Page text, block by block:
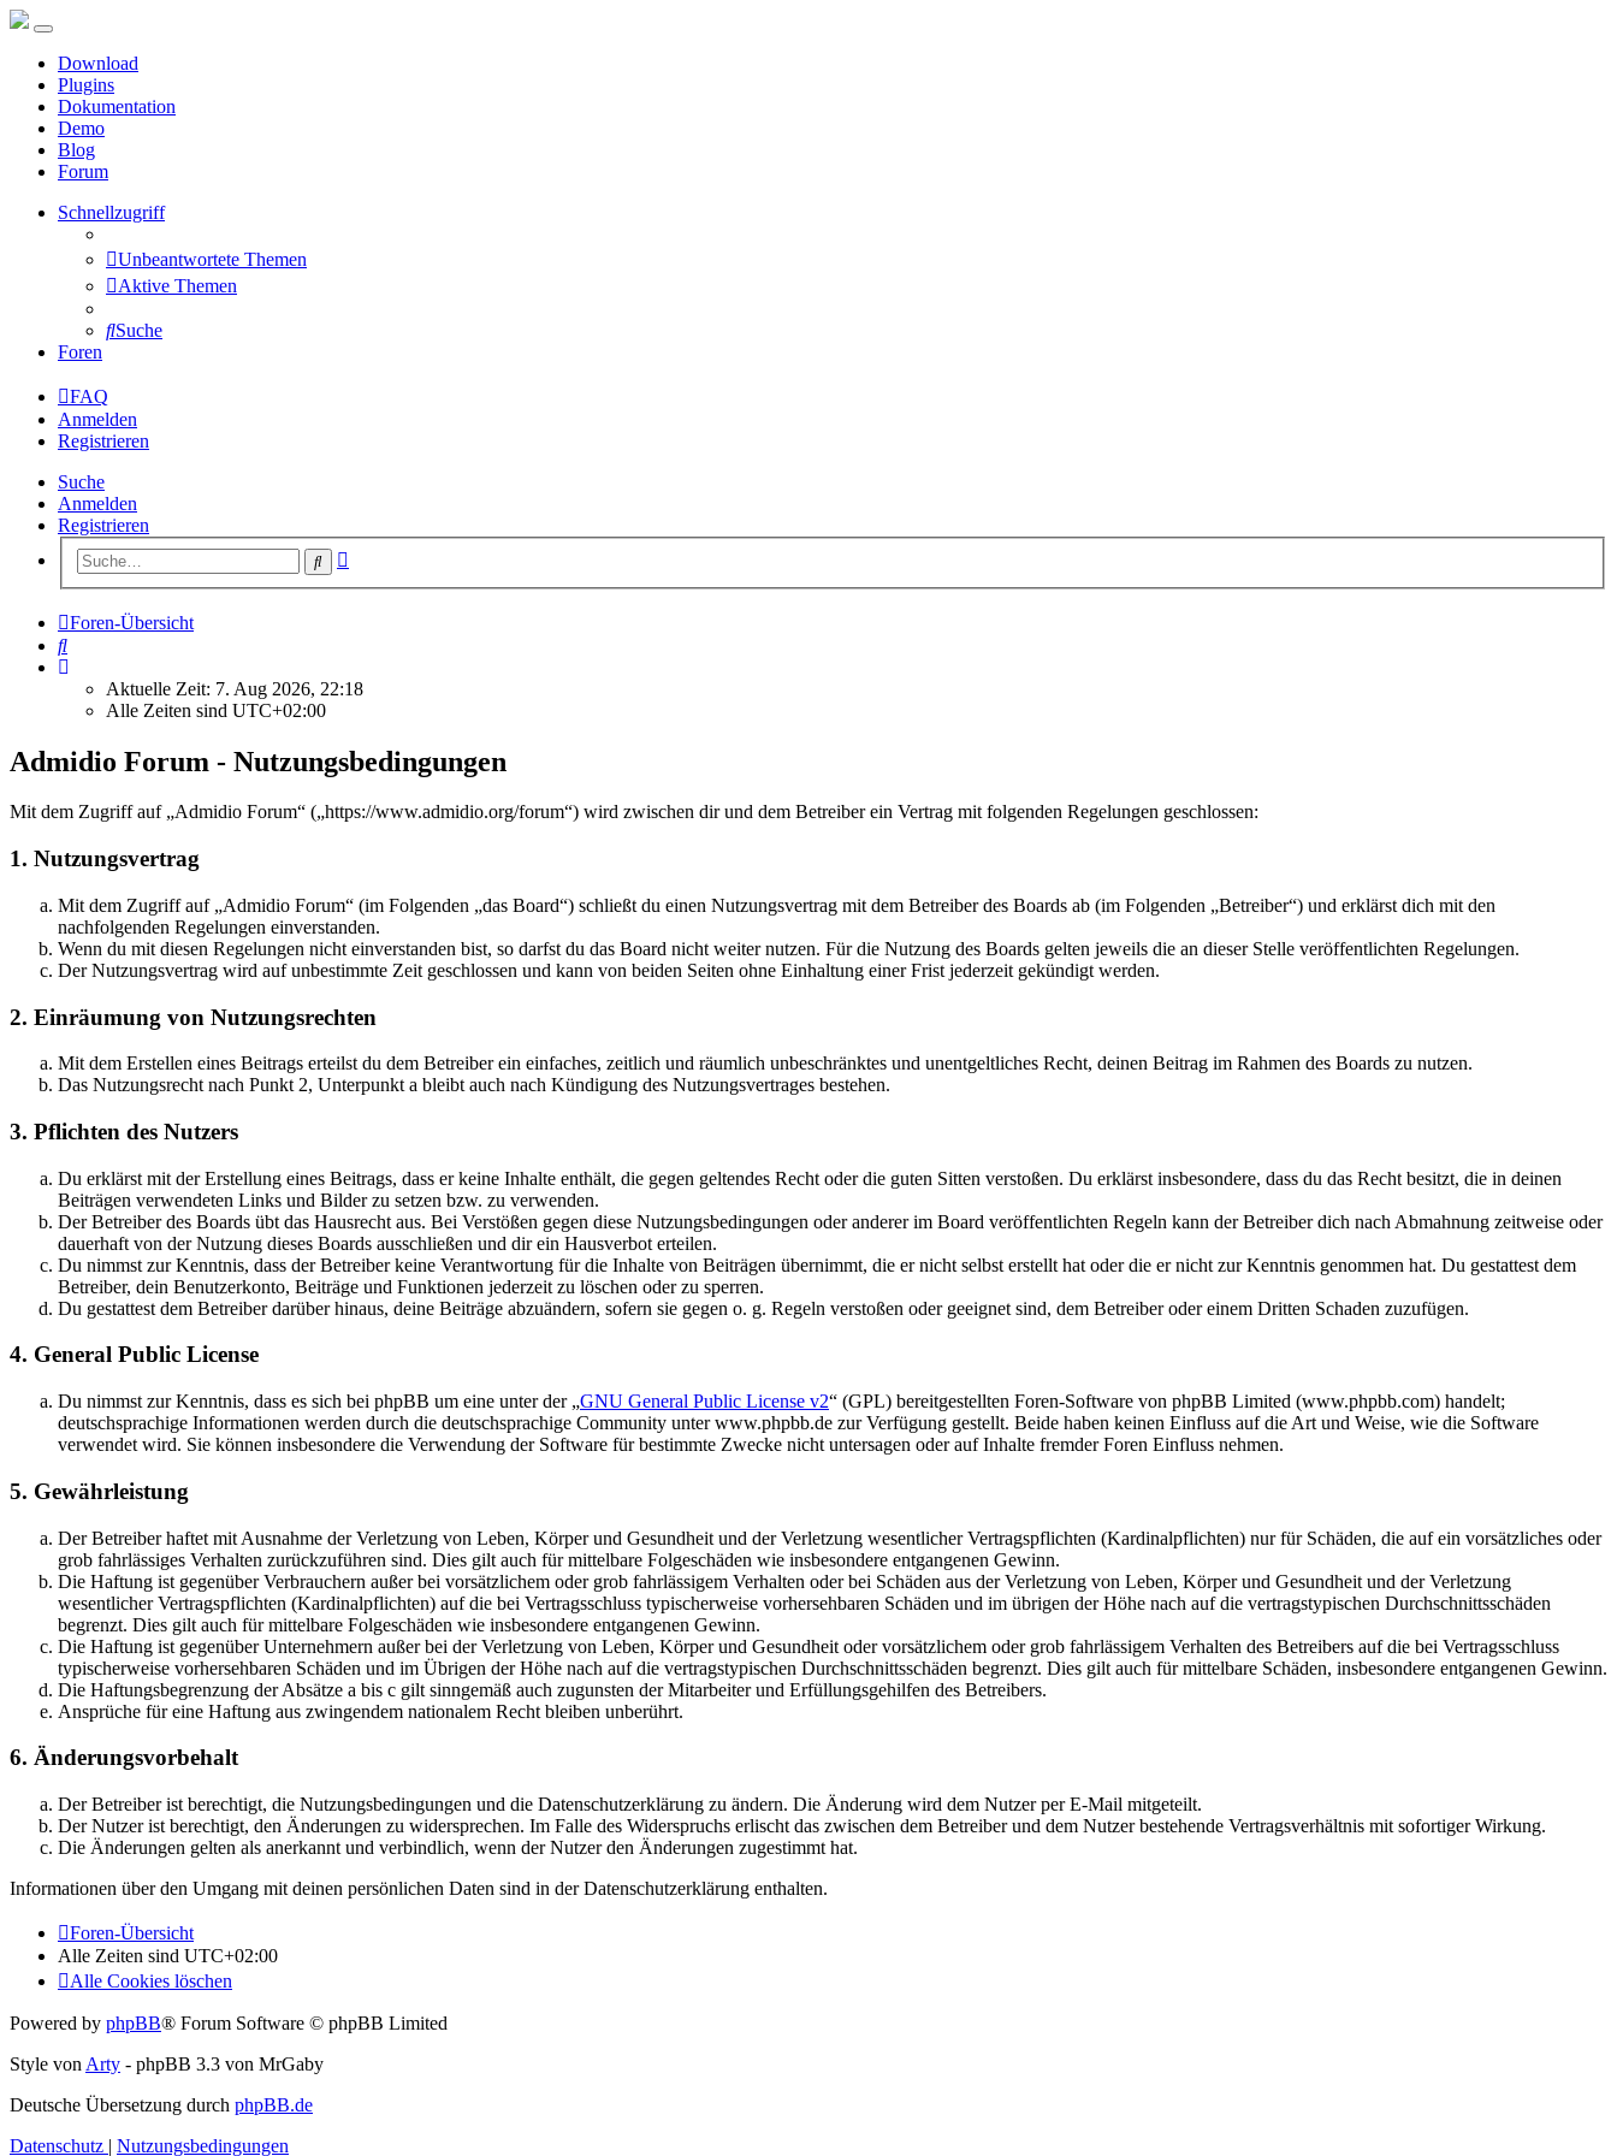
Download
Plugins
Dokumentation
Demo
Blog
Forum
Schnellzugriff
Unbeantwortete Themen
Aktive Themen
Suche
Foren
FAQ
Anmelden
Registrieren
Suche
Anmelden
Registrieren
Suche
Foren-Übersicht
Suche
Aktuelle Zeit: 7. Aug 2026, 22:18
Alle Zeiten sind UTC+02:00
Admidio Forum - Nutzungsbedingungen
Mit dem Zugriff auf „Admidio Forum“ („https://www.admidio.org/forum“) wird zwischen dir und dem Betreiber ein Vertrag mit folgenden Regelungen geschlossen:
1. Nutzungsvertrag
Mit dem Zugriff auf „Admidio Forum“ (im Folgenden „das Board“) schließt du einen Nutzungsvertrag mit dem Betreiber des Boards ab (im Folgenden „Betreiber“) und erklärst dich mit den
nachfolgenden Regelungen einverstanden.
Wenn du mit diesen Regelungen nicht einverstanden bist, so darfst du das Board nicht weiter nutzen. Für die Nutzung des Boards gelten jeweils die an dieser Stelle veröffentlichten Regelungen.
Der Nutzungsvertrag wird auf unbestimmte Zeit geschlossen und kann von beiden Seiten ohne Einhaltung einer Frist jederzeit gekündigt werden.
2. Einräumung von Nutzungsrechten
Mit dem Erstellen eines Beitrags erteilst du dem Betreiber ein einfaches, zeitlich und räumlich unbeschränktes und unentgeltliches Recht, deinen Beitrag im Rahmen des Boards zu nutzen.
Das Nutzungsrecht nach Punkt 2, Unterpunkt a bleibt auch nach Kündigung des Nutzungsvertrages bestehen.
3. Pflichten des Nutzers
Du erklärst mit der Erstellung eines Beitrags, dass er keine Inhalte enthält, die gegen geltendes Recht oder die guten Sitten verstoßen. Du erklärst insbesondere, dass du das Recht besitzt, die in deinen
Beiträgen verwendeten Links und Bilder zu setzen bzw. zu verwenden.
Der Betreiber des Boards übt das Hausrecht aus. Bei Verstößen gegen diese Nutzungsbedingungen oder anderer im Board veröffentlichten Regeln kann der Betreiber dich nach Abmahnung zeitweise oder
dauerhaft von der Nutzung dieses Boards ausschließen und dir ein Hausverbot erteilen.
Du nimmst zur Kenntnis, dass der Betreiber keine Verantwortung für die Inhalte von Beiträgen übernimmt, die er nicht selbst erstellt hat oder die er nicht zur Kenntnis genommen hat. Du gestattest dem
Betreiber, dein Benutzerkonto, Beiträge und Funktionen jederzeit zu löschen oder zu sperren.
Du gestattest dem Betreiber darüber hinaus, deine Beiträge abzuändern, sofern sie gegen o. g. Regeln verstoßen oder geeignet sind, dem Betreiber oder einem Dritten Schaden zuzufügen.
4. General Public License
Du nimmst zur Kenntnis, dass es sich bei phpBB um eine unter der „GNU General Public License v2“ (GPL) bereitgestellten Foren-Software von phpBB Limited (www.phpbb.com) handelt;
deutschsprachige Informationen werden durch die deutschsprachige Community unter www.phpbb.de zur Verfügung gestellt. Beide haben keinen Einfluss auf die Art und Weise, wie die Software
verwendet wird. Sie können insbesondere die Verwendung der Software für bestimmte Zwecke nicht untersagen oder auf Inhalte fremder Foren Einfluss nehmen.
5. Gewährleistung
Der Betreiber haftet mit Ausnahme der Verletzung von Leben, Körper und Gesundheit und der Verletzung wesentlicher Vertragspflichten (Kardinalpflichten) nur für Schäden, die auf ein vorsätzliches oder
grob fahrlässiges Verhalten zurückzuführen sind. Dies gilt auch für mittelbare Folgeschäden wie insbesondere entgangenen Gewinn.
Die Haftung ist gegenüber Verbrauchern außer bei vorsätzlichem oder grob fahrlässigem Verhalten oder bei Schäden aus der Verletzung von Leben, Körper und Gesundheit und der Verletzung
wesentlicher Vertragspflichten (Kardinalpflichten) auf die bei Vertragsschluss typischerweise vorhersehbaren Schäden und im übrigen der Höhe nach auf die vertragstypischen Durchschnittsschäden
begrenzt. Dies gilt auch für mittelbare Folgeschäden wie insbesondere entgangenen Gewinn.
Die Haftung ist gegenüber Unternehmern außer bei der Verletzung von Leben, Körper und Gesundheit oder vorsätzlichem oder grob fahrlässigem Verhalten des Betreibers auf die bei Vertragsschluss
typischerweise vorhersehbaren Schäden und im Übrigen der Höhe nach auf die vertragstypischen Durchschnittsschäden begrenzt. Dies gilt auch für mittelbare Schäden, insbesondere entgangenen Gewinn.
Die Haftungsbegrenzung der Absätze a bis c gilt sinngemäß auch zugunsten der Mitarbeiter und Erfüllungsgehilfen des Betreibers.
Ansprüche für eine Haftung aus zwingendem nationalem Recht bleiben unberührt.
6. Änderungsvorbehalt
Der Betreiber ist berechtigt, die Nutzungsbedingungen und die Datenschutzerklärung zu ändern. Die Änderung wird dem Nutzer per E-Mail mitgeteilt.
Der Nutzer ist berechtigt, den Änderungen zu widersprechen. Im Falle des Widerspruchs erlischt das zwischen dem Betreiber und dem Nutzer bestehende Vertragsverhältnis mit sofortiger Wirkung.
Die Änderungen gelten als anerkannt und verbindlich, wenn der Nutzer den Änderungen zugestimmt hat.
Informationen über den Umgang mit deinen persönlichen Daten sind in der Datenschutzerklärung enthalten.
Foren-Übersicht
Alle Zeiten sind UTC+02:00
Alle Cookies löschen
Powered by phpBB® Forum Software © phpBB Limited
Style von Arty - phpBB 3.3 von MrGaby
Deutsche Übersetzung durch phpBB.de
Datenschutz | Nutzungsbedingungen